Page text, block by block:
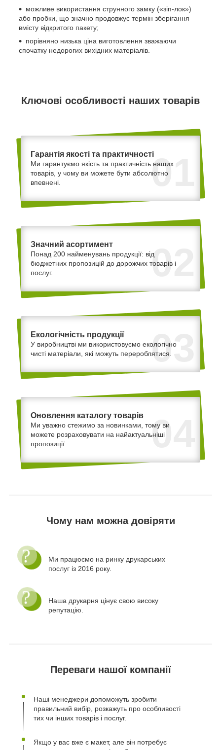
можливе використання струнного замку («зіп-лок»)
або пробки, що значно продовжує термін зберігання
вмісту відкритого пакету;
порівняно низька ціна виготовлення зважаючи
спочатку недорогих вихідних матеріалів.
Ключові особливості наших товарів
01
Гарантія якості та практичності
Ми гарантуємо якість та практичність наших
товарів, у чому ви можете бути абсолютно
впевнені.
02
Значний асортимент
Понад 200 найменувань продукції: від
бюджетних пропозицій до дорожчих товарів і
послуг.
03
Екологічність продукції
У виробництві ми використовуємо екологічно
чисті матеріали, які можуть перероблятися.
04
Оновлення каталогу товарів
Ми уважно стежимо за новинками, тому ви
можете розраховувати на найактуальніші
пропозиції.
Чому нам можна довіряти
Ми працюємо на ринку друкарських
послуг із 2016 року.
Наша друкарня цінує свою високу
репутацію.
Переваги нашої компанії
Наші менеджери допоможуть зробити
правильний вибір, розкажуть про особливості
тих чи інших товарів і послуг.
Якщо у вас вже є макет, але він потребує